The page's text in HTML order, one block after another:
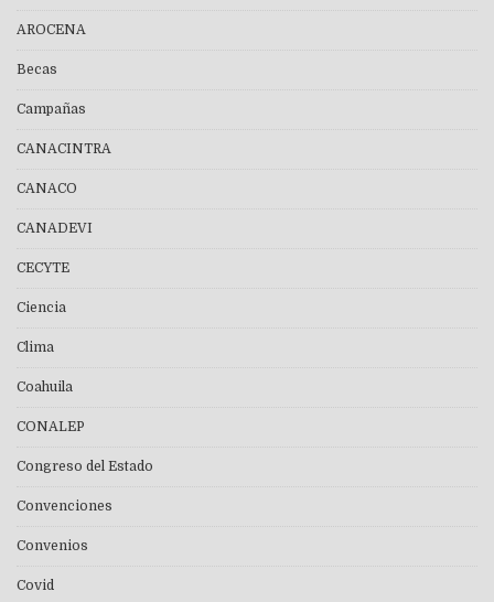
AROCENA
Becas
Campañas
CANACINTRA
CANACO
CANADEVI
CECYTE
Ciencia
Clima
Coahuila
CONALEP
Congreso del Estado
Convenciones
Convenios
Covid